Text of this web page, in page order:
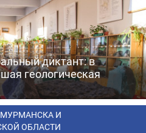
диктант: в
геологическая
И
ОБЛАСТИ